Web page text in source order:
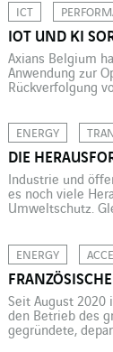
ICT
IOT UND KI
Axians Belgium
Anwendung zur
Rückverfolgung
ENERGY
DIE
Industrie und
es noch viele
Umweltschutz.
ENERGY
Seit August 2020
den Betrieb des
gegründete,